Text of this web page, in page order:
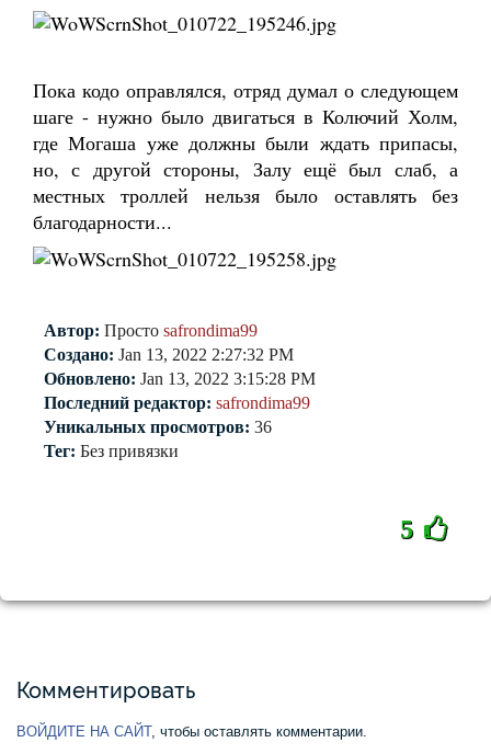
Пока кодо оправлялся, отряд думал о следующем
шаге - нужно было двигаться в Колючий Холм,
где Могаша уже должны были ждать припасы,
но, с другой стороны, Залу ещё был слаб, а
местных троллей нельзя было оставлять без
благодарности...
Автор: Просто safrondima99
Создано: Jan 13, 2022 2:27:32 PM
Обновлено: Jan 13, 2022 3:15:28 PM
Последний редактор: safrondima99
Уникальных просмотров: 36
Тег: Без привязки
5
Комментировать
ВОЙДИТЕ НА САЙТ, чтобы оставлять комментарии.